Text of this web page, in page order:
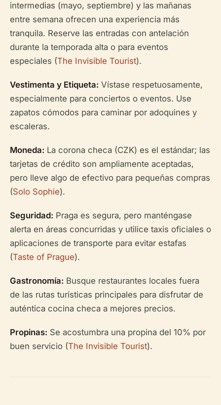
intermedias (mayo, septiembre) y las mañanas
entre semana ofrecen una experiencia más
tranquila. Reserve las entradas con antelación
durante la temporada alta o para eventos
especiales (The Invisible Tourist).
Vestimenta y Etiqueta: Vístase respetuosamente,
especialmente para conciertos o eventos. Use
zapatos cómodos para caminar por adoquines y
escaleras.
Moneda: La corona checa (CZK) es el estándar; las
tarjetas de crédito son ampliamente aceptadas,
pero lleve algo de efectivo para pequeñas compras
(Solo Sophie).
Seguridad: Praga es segura, pero manténgase
alerta en áreas concurridas y utilice taxis oficiales o
aplicaciones de transporte para evitar estafas
(Taste of Prague).
Gastronomía: Busque restaurantes locales fuera
de las rutas turísticas principales para disfrutar de
auténtica cocina checa a mejores precios.
Propinas: Se acostumbra una propina del 10% por
buen servicio (The Invisible Tourist).